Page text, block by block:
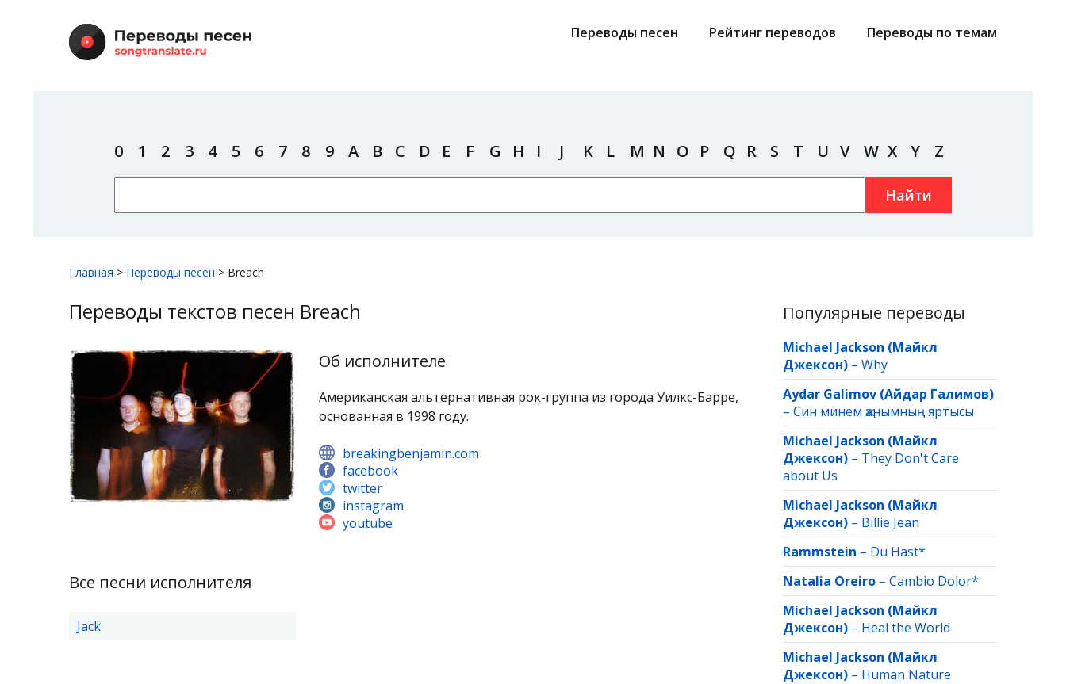
Переводы песен Рейтинг переводов Переводы по темам
0 1 2 3 4 5 6 7 8 9 A B C D E F G H I J K L M N O P Q R S T U V W X Y Z
Найти
Главная > Переводы песен > Breach
Переводы текстов песен Breach
Об исполнителе
Американская альтернативная рок-группа из города Уилкс-Барре,
основанная в 1998 году.
breakingbenjamin.com
facebook
twitter
instagram
youtube
Все песни исполнителя
Jack
Популярные переводы
Michael Jackson (Майкл
Джексон) – Why
Aydar Galimov (Айдар Галимов)
– Син минем җанымның яртысы
Michael Jackson (Майкл
Джексон) – They Don't Care
about Us
Michael Jackson (Майкл
Джексон) – Billie Jean
Rammstein – Du Hast*
Natalia Oreiro – Cambio Dolor*
Michael Jackson (Майкл
Джексон) – Heal the World
Michael Jackson (Майкл
Джексон) – Human Nature